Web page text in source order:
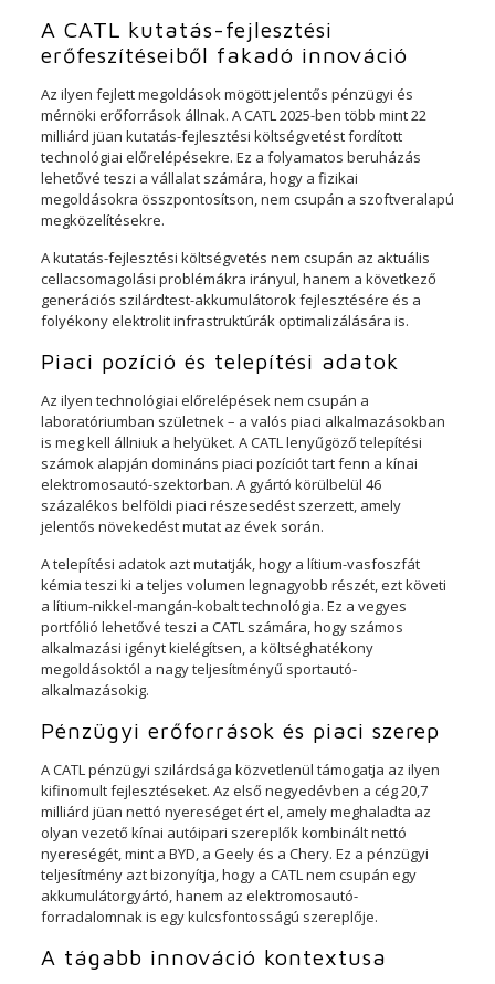
A CATL kutatás-fejlesztési
erőfeszítéseiből fakadó innováció
Az ilyen fejlett megoldások mögött jelentős pénzügyi és
mérnöki erőforrások állnak. A CATL 2025-ben több mint 22
milliárd jüan kutatás-fejlesztési költségvetést fordított
technológiai előrelépésekre. Ez a folyamatos beruházás
lehetővé teszi a vállalat számára, hogy a fizikai
megoldásokra összpontosítson, nem csupán a szoftveralapú
megközelítésekre.
A kutatás-fejlesztési költségvetés nem csupán az aktuális
cellacsomagolási problémákra irányul, hanem a következő
generációs szilárdtest-akkumulátorok fejlesztésére és a
folyékony elektrolit infrastruktúrák optimalizálására is.
Piaci pozíció és telepítési adatok
Az ilyen technológiai előrelépések nem csupán a
laboratóriumban születnek – a valós piaci alkalmazásokban
is meg kell állniuk a helyüket. A CATL lenyűgöző telepítési
számok alapján domináns piaci pozíciót tart fenn a kínai
elektromosautó-szektorban. A gyártó körülbelül 46
százalékos belföldi piaci részesedést szerzett, amely
jelentős növekedést mutat az évek során.
A telepítési adatok azt mutatják, hogy a lítium-vasfoszfát
kémia teszi ki a teljes volumen legnagyobb részét, ezt követi
a lítium-nikkel-mangán-kobalt technológia. Ez a vegyes
portfólió lehetővé teszi a CATL számára, hogy számos
alkalmazási igényt kielégítsen, a költséghatékony
megoldásoktól a nagy teljesítményű sportautó-
alkalmazásokig.
Pénzügyi erőforrások és piaci szerep
A CATL pénzügyi szilárdsága közvetlenül támogatja az ilyen
kifinomult fejlesztéseket. Az első negyedévben a cég 20,7
milliárd jüan nettó nyereséget ért el, amely meghaladta az
olyan vezető kínai autóipari szereplők kombinált nettó
nyereségét, mint a BYD, a Geely és a Chery. Ez a pénzügyi
teljesítmény azt bizonyítja, hogy a CATL nem csupán egy
akkumulátorgyártó, hanem az elektromosautó-
forradalomnak is egy kulcsfontosságú szereplője.
A tágabb innováció kontextusa